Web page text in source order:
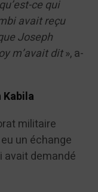
ce qui
avait reçu
Joseph
m’avait dit», a-
militaire
un échange
avait demandé